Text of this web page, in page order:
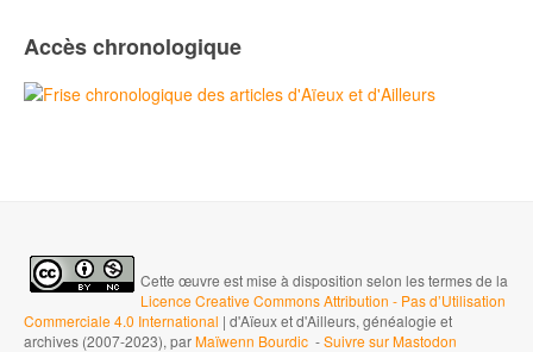
Accès chronologique
Cette œuvre est mise à disposition selon les termes de la
Licence Creative Commons Attribution - Pas d’Utilisation
Commerciale 4.0 International | d'Aïeux et d'Ailleurs, généalogie et
archives (2007-2023), parMaïwenn Bourdic -Suivre sur Mastodon